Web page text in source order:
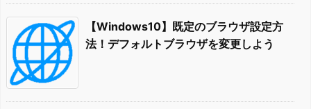
【Windows10】既定のブラウザ設定方
法！デフォルトブラウザを変更しよう